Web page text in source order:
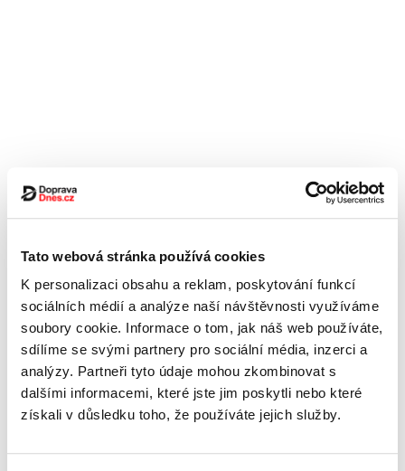
Tato webová stránka používá cookies
K personalizaci obsahu a reklam, poskytování funkcí
sociálních médií a analýze naší návštěvnosti využíváme
soubory cookie. Informace o tom, jak náš web používáte,
sdílíme se svými partnery pro sociální média, inzerci a
analýzy. Partneři tyto údaje mohou zkombinovat s
dalšími informacemi, které jste jim poskytli nebo které
získali v důsledku toho, že používáte jejich služby.